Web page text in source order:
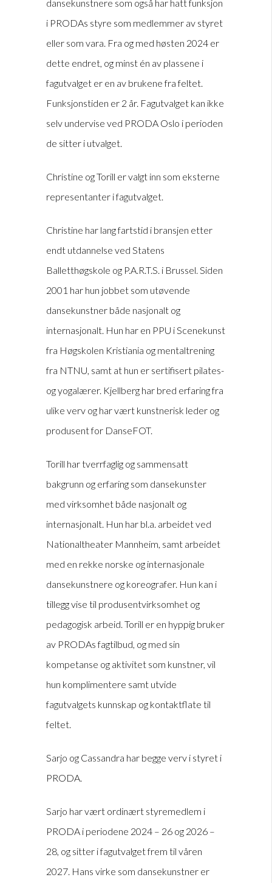
dansekunstnere som også har hatt funksjon
i PRODAs styre som medlemmer av styret
eller som vara. Fra og med høsten 2024 er
dette endret, og minst én av plassene i
fagutvalget er en av brukene fra feltet.
Funksjonstiden er 2 år. Fagutvalget kan ikke
selv undervise ved PRODA Oslo i perioden
de sitter i utvalget.
Christine og Torill er valgt inn som eksterne
representanter i fagutvalget.
Christine har lang fartstid i bransjen etter
endt utdannelse ved Statens
Balletthøgskole og P.A.R.T.S. i Brussel. Siden
2001 har hun jobbet som utøvende
dansekunstner både nasjonalt og
internasjonalt. Hun har en PPU i Scenekunst
fra Høgskolen Kristiania og mentaltrening
fra NTNU, samt at hun er sertifisert pilates-
og yogalærer. Kjellberg har bred erfaring fra
ulike verv og har vært kunstnerisk leder og
produsent for DanseFOT.
Torill har tverrfaglig og sammensatt
bakgrunn og erfaring som dansekunster
med virksomhet både nasjonalt og
internasjonalt. Hun har bl.a. arbeidet ved
Nationaltheater Mannheim, samt arbeidet
med en rekke norske og internasjonale
dansekunstnere og koreografer. Hun kan i
tillegg vise til produsentvirksomhet og
pedagogisk arbeid. Torill er en hyppig bruker
av PRODAs fagtilbud, og med sin
kompetanse og aktivitet som kunstner, vil
hun komplimentere samt utvide
fagutvalgets kunnskap og kontaktflate til
feltet.
Sarjo og Cassandra har begge verv i styret i
PRODA.
Sarjo har vært ordinært styremedlem i
PRODA i periodene 2024 – 26 og 2026 –
28, og sitter i fagutvalget frem til våren
2027. Hans virke som dansekunstner er